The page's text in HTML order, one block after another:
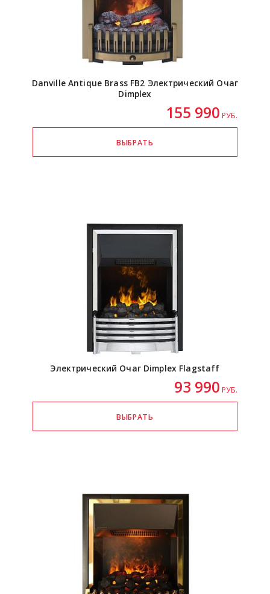
Danville Antique Brass FB2 Электрический Очаг
Dimplex
155 990 РУБ.
Электрический Очаг Dimplex Flagstaff
93 990 РУБ.